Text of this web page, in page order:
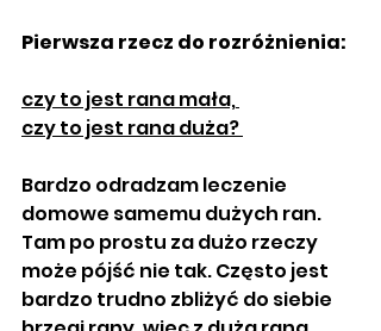
Pierwsza rzecz do rozróżnienia:
czy to jest rana mała,
czy to jest rana duża?
Bardzo odradzam leczenie
domowe samemu dużych ran.
Tam po prostu za dużo rzeczy
może pójść nie tak. Często jest
bardzo trudno zbliżyć do siebie